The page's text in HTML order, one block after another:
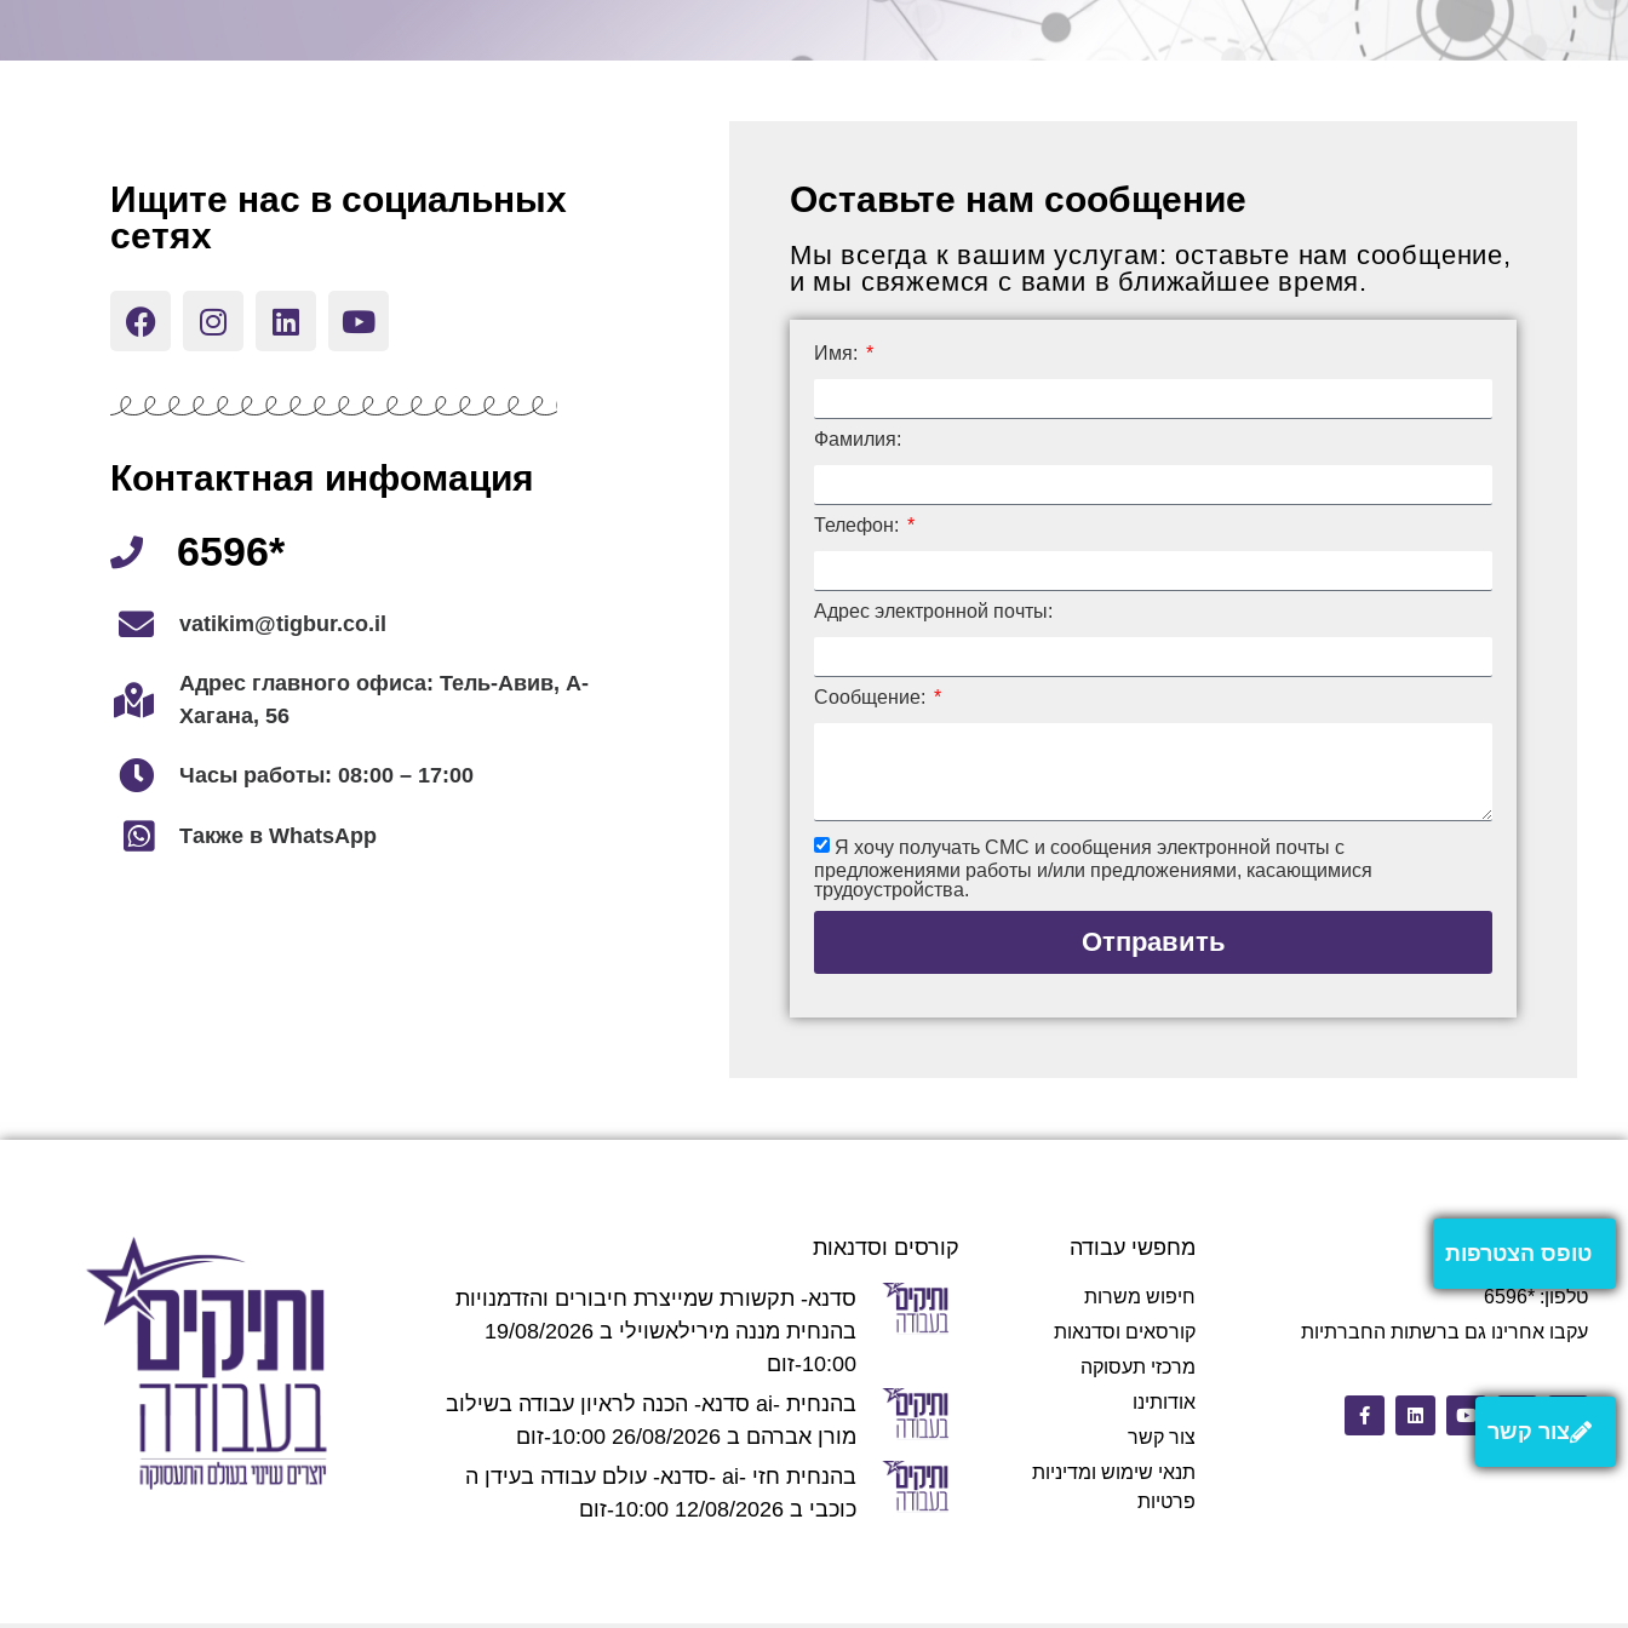
Ищите нас в социальных
сетях
Контактная инфомация
6596*
vatikim@tigbur.co.il
Адрес главного офиса: Тель-Авив, А-
Хагана, 56
Часы работы: 08:00 – 17:00
Также в WhatsApp
Оставьте нам сообщение
Мы всегда к вашим услугам: оставьте нам сообщение,
и мы свяжемся с вами в ближайшее время.
Имя:
Фамилия:
Телефон:
Адрес электронной почты:
Сообщение:
Я хочу получать СМС и сообщения электронной почты с
предложениями работы и/или предложениями, касающимися
трудоустройства.
Отправить
צור קשר
טופס הצטרפות קורסים וסדנאות
סדנא- תקשורת שמייצרת חיבורים והזדמנויות
בהנחית מננה מירילאשוילי ב 19/08/2026
10:00-זום
סדנא- הכנה לראיון עבודה בשילוב ai- בהנחית
מורן אברהם ב 26/08/2026 10:00-זום
סדנא- עולם עבודה בעידן ה- ai- בהנחית חזי
כוכבי ב 12/08/2026 10:00-זום
מחפשי עבודה
חיפוש משרות
קורסאים וסדנאות
מרכזי תעסוקה
אודותינו
צור קשר
תנאי שימוש ומדיניות
פרטיות
צור קשר
טלפון: *6596
עקבו אחרינו גם ברשתות החברתיות